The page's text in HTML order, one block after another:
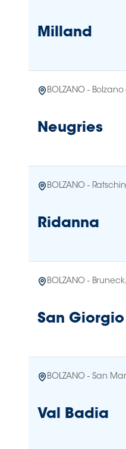
Milland
BOLZANO - Bolzano
Neugries
BOLZANO -
Ridanna
BOLZANO -
San Giorgio
BOLZANO - San
Val Badia